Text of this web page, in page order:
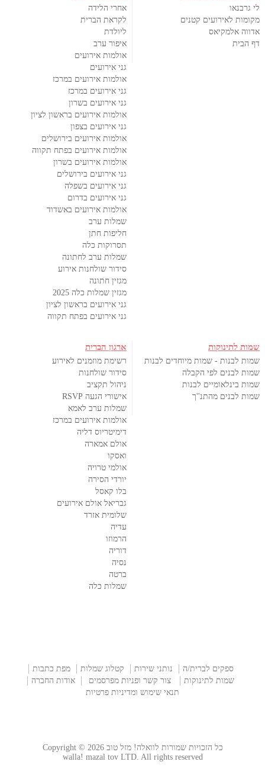
לי גרבנאו
מקומות לאירועים קטנים
אדווה אלמקיאס
דף הבית
אחרי הלידה
לקראת הברית
ליולדת
איפור ערב
אולמות אירועים
גני אירועים
אולמות אירועים במרכז
גני אירועים במרכז
גני אירועים בשרון
אולמות אירועים בראשון לציון
גני אירועים בצפון
אולמות אירועים בירושלים
אולמות אירועים בפתח תקווה
אולמות אירועים בשרון
גני אירועים בירושלים
גני אירועים בשפלה
גני אירועים בדרום
אולמות אירועים באשדוד
שמלות ערב
חליפות חתן
תסרוקות כלה
שמלות ערב לחתונה
סידור שולחנות אירוע
מגזין חתונה
מגזין שמלות כלה 2025
גני אירועים בראשון לציון
גני אירועים בפתח תקווה
שמות לתינוקות
שמות לבנות - שמות מיוחדים לבנות
שמות לבנים לפי הקבלה
שמות בינלאומיים לבנות
שמות לבנים מהתנ''ך
ארגון הברית
רשימת מוזמנים לאירוע
סידור שולחנות
ניהול תקציב
אישורי הגעה RSVP
שמלות ערב לאמא
אולמות אירועים במרכז
דימיטריוס דליה
אולם אמארה
ואסקו
אולמי טרויה
יורדי הסירה
בלו קאסל
גבריאל אולם אירועים
שלומית אזרד
עדיה
הרמוזו
דוריה
נסיה
ברטה
שמלות כלה
ספקים לברית/ה נותני שירות קטלוג שמלות
מפת כתבות
שמות לתינוקות
צור קשר ופניות מפרסמים
אודות החברה
תנאי שימוש ומדיניות פרטיות
כל הזכויות שמורות לוואלה! מזל טוב Copyright © 2026
walla! mazal tov LTD. All rights reserved